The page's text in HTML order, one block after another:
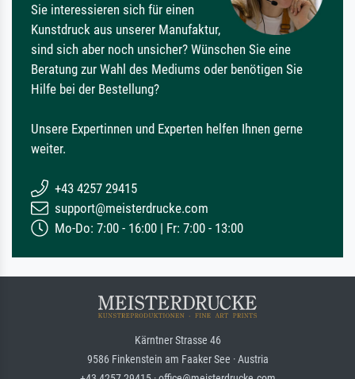
Sie interessieren sich für einen
Kunstdruck aus unserer Manufaktur,
sind sich aber noch unsicher? Wünschen Sie eine
Beratung zur Wahl des Mediums oder benötigen Sie
Hilfe bei der Bestellung?
Unsere Expertinnen und Experten helfen Ihnen gerne
weiter.
+43 4257 29415
support@meisterdrucke.com
Mo-Do: 7:00 - 16:00 | Fr: 7:00 - 13:00
Kärntner Strasse 46
9586 Finkenstein am Faaker See · Austria